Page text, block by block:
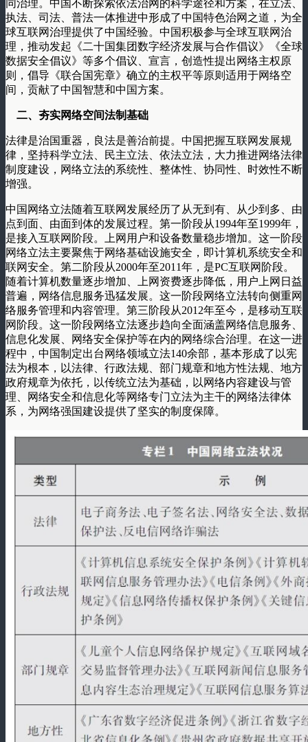
同治理。中国不断探索依法治网的科学途径和方案，在立法、
执法、司法、普法一体推进中形成了中国特色治网之道，为全
球互联网治理提供了中国经验。中国积极参与全球互联网治
理，推动发起《二十国集团数字经济发展与合作倡议》《全球
数据安全倡议》等多个倡议、宣言，创造性提出网络主权原
则，倡导《联合国宪章》确立的主权平等原则适用于网络空
间，贡献了中国智慧和中国方案。
二、夯实网络空间法制基础
法律是治国重器，良法是善治前提。中国把握互联网发展规
律，坚持科学立法、民主立法、依法立法，大力推进网络法律
制度建设，网络立法的系统性、整体性、协同性、时效性不断
增强。
中国网络立法随着互联网发展经历了从无到有、从少到多、由
点到面、由面到体的发展过程。第一阶段从1994年至1999年，
是接入互联网阶段。上网用户和设备数量稳步增加。这一阶段
网络立法主要聚焦于网络基础设施安全，即计算机系统安全和
联网安全。第二阶段从2000年至2011年，是PC互联网阶段。
随着计算机数量逐步增加、上网资费逐步降低，用户上网日益
普遍，网络信息服务迅猛发展。这一阶段网络立法转向侧重网
络服务管理和内容管理。第三阶段从2012年至今，是移动互联
网阶段。这一阶段网络立法逐步趋向全面涵盖网络信息服务、
信息化发展、网络安全保护等在内的网络综合治理。在这一进
程中，中国制定出台网络领域立法140余部，基本形成了以宪
法为根本，以法律、行政法规、部门规章和地方性法规、地方
政府规章为依托，以传统立法为基础，以网络内容建设与管
理、网络安全和信息化等网络专门立法为主干的网络法律体
系，为网络强国建设提供了坚实的制度保障。